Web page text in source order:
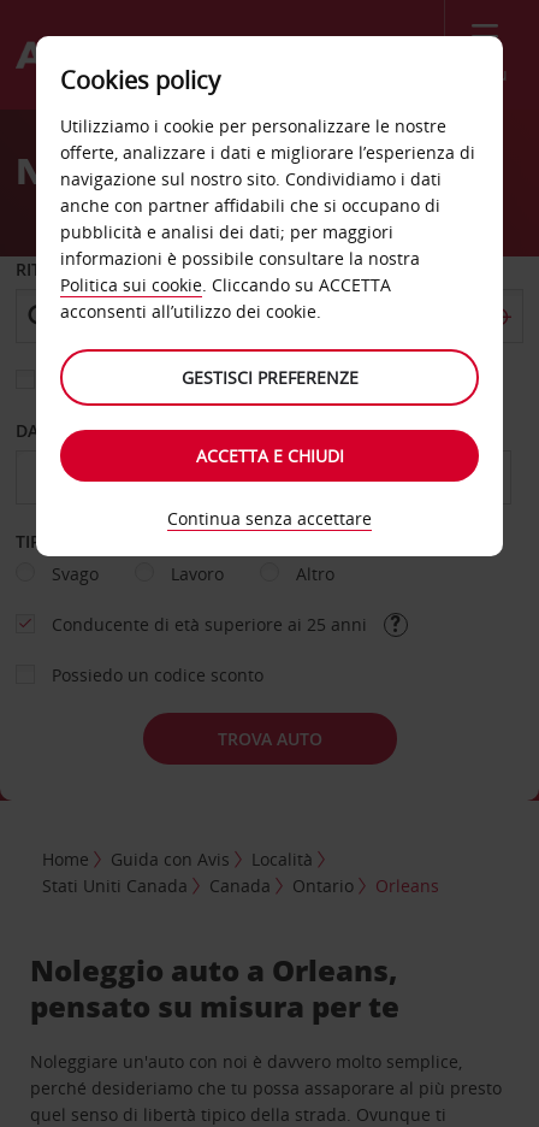
Menù
Welcome
AvisNoleggio auto Orleans
RITIRO DA
Scegli una località di riconsegna diversa
DAL GIORNO AL GIORNO
TIPOLOGIA DI NOLEGGIO
Svago
Lavoro Altro
Conducente di età superiore ai 25 anni
Possiedo un codice sconto
TROVA AUTO
Home Guida con Avis
Località
Stati Uniti Canada
Canada Ontario Orleans
Noleggio auto a Orleans,
pensato su misura per te
Noleggiare un'auto con noi è davvero molto semplice,
perché desideriamo che tu possa assaporare al più presto
quel senso di libertà tipico della strada. Ovunque ti
Cookies policy
Utilizziamo i cookie per personalizzare le nostre
offerte, analizzare i dati e migliorare l’esperienza di
navigazione sul nostro sito. Condividiamo i dati
anche con partner affidabili che si occupano di
pubblicità e analisi dei dati; per maggiori
informazioni è possibile consultare la nostra
Politica sui cookie. Cliccando su ACCETTA
acconsenti all’utilizzo dei cookie.
GESTISCI PREFERENZE
ACCETTA E CHIUDI
Continua senza accettare